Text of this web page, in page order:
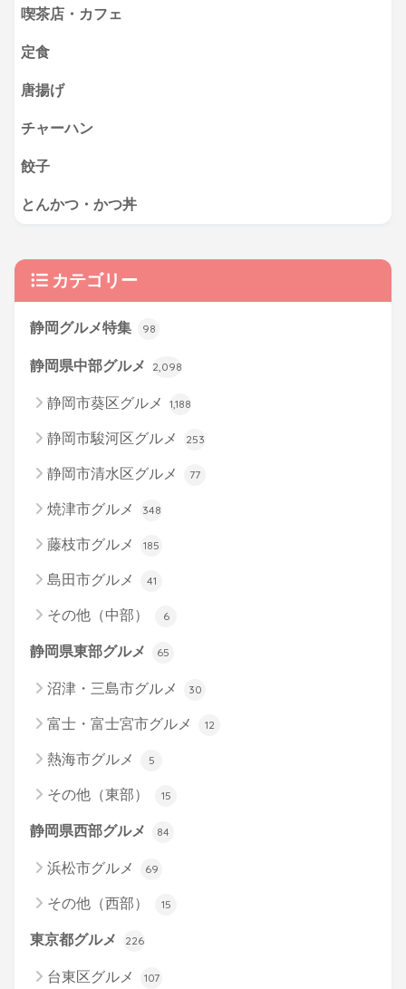
喫茶店・カフェ
定食
唐揚げ
チャーハン
餃子
とんかつ・かつ丼
カテゴリー
静岡グルメ特集 98
静岡県中部グルメ 2,098
静岡市葵区グルメ 1,188
静岡市駿河区グルメ 253
静岡市清水区グルメ 77
焼津市グルメ 348
藤枝市グルメ 185
島田市グルメ 41
その他（中部） 6
静岡県東部グルメ 65
沼津・三島市グルメ 30
富士・富士宮市グルメ 12
熱海市グルメ 5
その他（東部） 15
静岡県西部グルメ 84
浜松市グルメ 69
その他（西部） 15
東京都グルメ 226
台東区グルメ 107